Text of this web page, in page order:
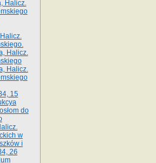
Halicz.
Halicz.
Halicz.
15
do
w
i
26